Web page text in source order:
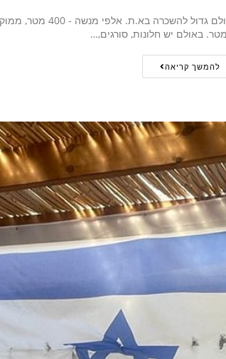
באולם יש חלונות, סורגים,…
להמשך קריאה